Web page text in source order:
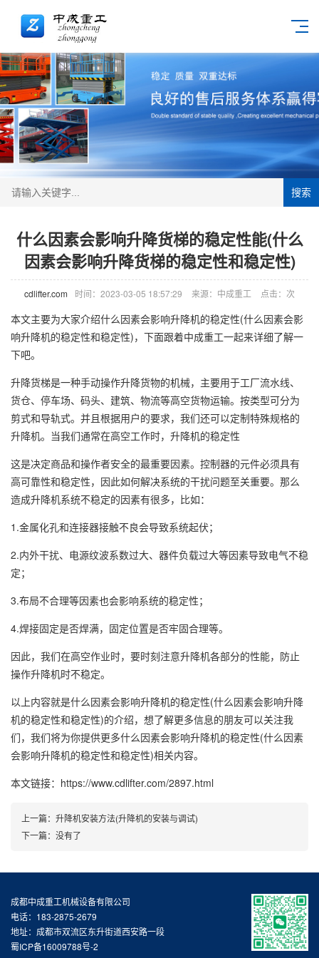
搜索
什么因素会影响升降货梯的稳定性能(什么
因素会影响升降货梯的稳定性和稳定性)
cdlifter.com 时间：2023-03-05 18:57:29 来源：中成重工 点击： 次
本文主要为大家介绍什么因素会影响升降机的稳定性(什么因素会影
响升降机的稳定性和稳定性)，下面跟着中成重工一起来详细了解一
下吧。
升降货梯是一种手动操作升降货物的机械，主要用于工厂流水线、
货仓、停车场、码头、建筑、物流等高空货物运输。按类型可分为
剪式和导轨式。并且根据用户的要求，我们还可以定制特殊规格的
升降机。当我们通常在高空工作时，升降机的稳定性
这是决定商品和操作者安全的最重要因素。控制器的元件必须具有
高可靠性和稳定性，因此如何解决系统的干扰问题至关重要。那么
造成升降机系统不稳定的因素有很多，比如：
1.金属化孔和连接器接触不良会导致系统起伏；
2.内外干扰、电源纹波系数过大、器件负载过大等因素导致电气不稳
定；
3.布局不合理等因素也会影响系统的稳定性；
4.焊接固定是否焊满，固定位置是否牢固合理等。
因此，我们在高空作业时，要时刻注意升降机各部分的性能，防止
操作升降机时不稳定。
以上内容就是什么因素会影响升降机的稳定性(什么因素会影响升降
机的稳定性和稳定性)的介绍，想了解更多信息的朋友可以关注我
们，我们将为你提供更多什么因素会影响升降机的稳定性(什么因素
会影响升降机的稳定性和稳定性)相关内容。
本文链接：https://www.cdlifter.com/2897.html
上一篇： 升降机安装方法(升降机的安装与调试)
下一篇：没有了
成都中成重工机械设备有限公司
电话：‭183-2875-2679
地址：成都市双流区东升街道西安路一段
蜀ICP备16009788号-2